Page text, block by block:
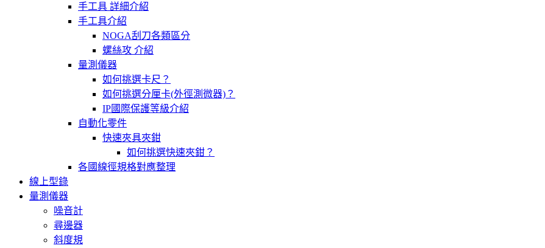
手工具 詳細介紹
手工具介紹
NOGA刮刀各類區分
螺絲攻 介紹
量測儀器
如何挑選卡尺？
如何挑選分厘卡(外徑測微器)？
IP國際保護等級介紹
自動化零件
快速夾具夾鉗
如何挑選快速夾鉗？
各國線徑規格對應整理
線上型錄
量測儀器
噪音計
尋邊器
斜度規